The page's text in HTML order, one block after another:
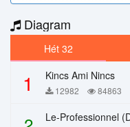
Diagram
Hét 32
1 Kincs Ami Nincs
12982 84863